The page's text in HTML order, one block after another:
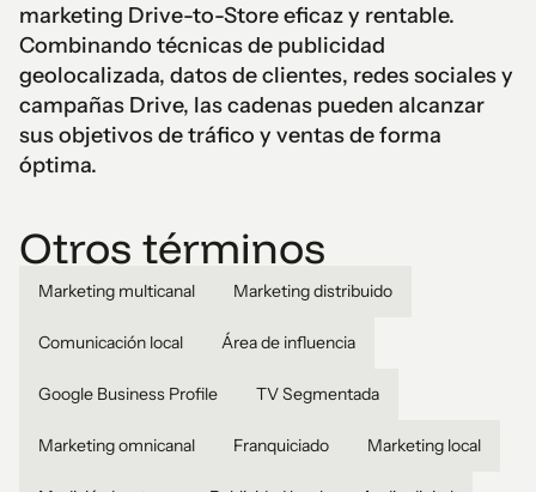
marketing Drive-to-Store eficaz y rentable.
Combinando técnicas de publicidad
geolocalizada, datos de clientes, redes sociales y
campañas Drive, las cadenas pueden alcanzar
sus objetivos de tráfico y ventas de forma
óptima.
Otros términos
Marketing multicanal Marketing distribuido
Comunicación local Área de influencia
Google Business Profile TV Segmentada
Marketing omnicanal Franquiciado Marketing local